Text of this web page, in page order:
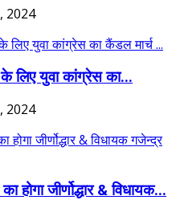
2024
के लिए युवा कांग्रेस का...
2024
होगा जीर्णोद्धार & विधायक...